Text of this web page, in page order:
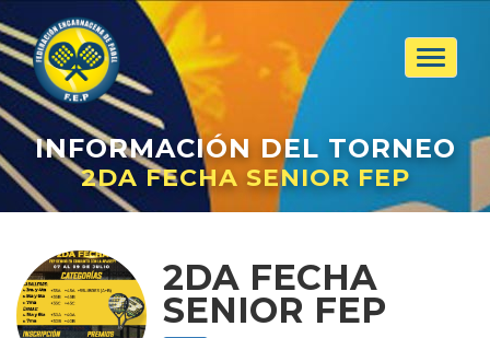
Toggle
INFORMACIÓNDEL TORNEO
2DA FECHA SENIOR FEP
2DA FECHA
SENIOR FEP